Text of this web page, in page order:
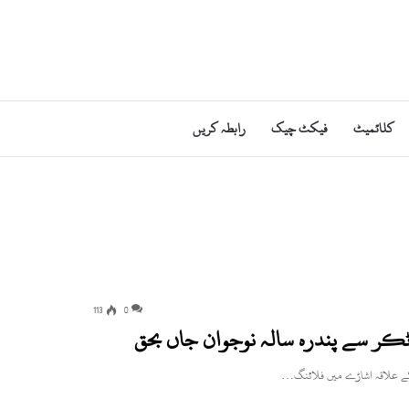
کلائمیٹ فیکٹ چیک رابطہ کریں
0
113
سے پندرہ سالہ نوجوان جاں بحق